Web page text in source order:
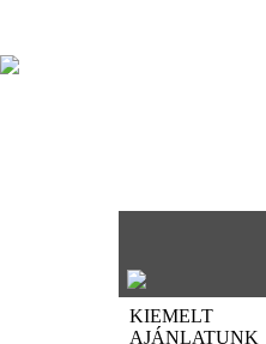
KIEMELT
AJÁNLATUNK